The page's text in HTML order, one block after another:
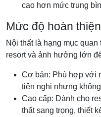
cao hơn mức trung
Mức độ hoàn
Nội thất là hạng mục
resort và ảnh hưởng lớn
Cơ bản: Phù hợp với
tiện nghi nhưng
Cao cấp: Dành cho
thất sang trọng, thiết